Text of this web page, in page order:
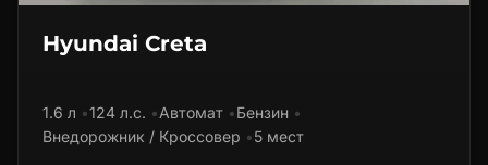
Hyundai Creta
1.6 л 124 л.с. Автомат
Бензин
Внедорожник / Кроссовер
5 мест